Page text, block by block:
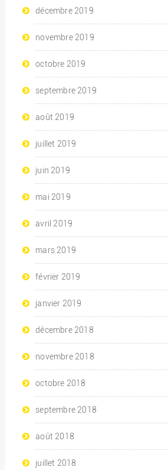
décembre 2019
novembre 2019
octobre 2019
septembre 2019
août 2019
juillet 2019
juin 2019
mai 2019
avril 2019
mars 2019
février 2019
janvier 2019
décembre 2018
novembre 2018
octobre 2018
septembre 2018
août 2018
juillet 2018